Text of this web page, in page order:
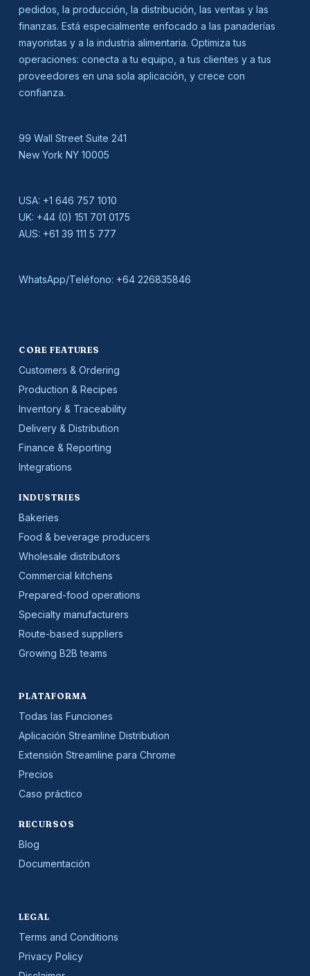
pedidos, la producción, la distribución, las ventas y las
finanzas. Está especialmente enfocado a las panaderías
mayoristas y a la industria alimentaria. Optimiza tus
operaciones: conecta a tu equipo, a tus clientes y a tus
proveedores en una sola aplicación, y crece con
confianza.
99 Wall Street Suite 241
New York NY 10005
USA: +1 646 757 1010
UK: +44 (0) 151 701 0175
AUS: +61 39 111 5 777
WhatsApp/Teléfono: +64 226835846
CORE FEATURES
Customers & Ordering
Production & Recipes
Inventory & Traceability
Delivery & Distribution
Finance & Reporting
Integrations
INDUSTRIES
Bakeries
Food & beverage producers
Wholesale distributors
Commercial kitchens
Prepared-food operations
Specialty manufacturers
Route-based suppliers
Growing B2B teams
PLATAFORMA
Todas las Funciones
Aplicación Streamline Distribution
Extensión Streamline para Chrome
Precios
Caso práctico
RECURSOS
Blog
Documentación
LEGAL
Terms and Conditions
Privacy Policy